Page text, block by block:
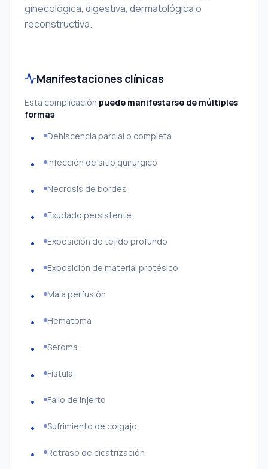
ginecológica, digestiva, dermatológica o
reconstructiva.
Manifestaciones clínicas
Esta complicación puede manifestarse de múltiples
formas:
Dehiscencia parcial o completa
Infección de sitio quirúrgico
Necrosis de bordes
Exudado persistente
Exposición de tejido profundo
Exposición de material protésico
Mala perfusión
Hematoma
Seroma
Fístula
Fallo de injerto
Sufrimiento de colgajo
Retraso de cicatrización